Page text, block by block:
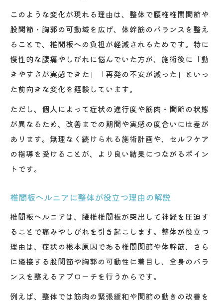
このような変化が現れる理由は、整体で腰椎椎間関節や
股関節・胸郭の可動域を広げ、体幹筋のバランスを整え
ることで、椎間板への負担が軽減されるためです。特に
慢性的な腰痛やしびれに悩んでいた方が、施術後に「動
きやすさが実感できた」「再発の不安が減った」といっ
た前向きな変化を経験しています。
ただし、個人によって症状の進行度や筋肉・関節の状態
が異なるため、改善までの期間や実感の度合いには差が
あります。無理なく続けられる施術計画や、セルフケア
の指導を受けることが、より良い結果につながるポイン
トです。
椎間板ヘルニアに整体が役立つ理由の解説
椎間板ヘルニアは、腰椎椎間板が突出して神経を圧迫す
ることで痛みやしびれを引き起こします。整体が役立つ
理由は、症状の根本原因である椎間関節や体幹筋、さら
に隣接する股関節や胸郭の可動性に着目し、全身のバラ
ンスを整えるアプローチを行うからです。
例えば、整体では筋肉の緊張緩和や関節の動きの改善を